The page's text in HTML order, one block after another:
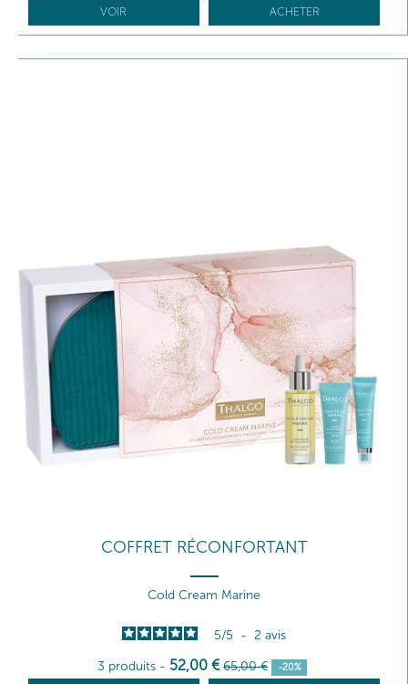
VOIR ACHETER
COFFRET RÉCONFORTANT
Cold Cream Marine
5/5 - 2 avis
3 produits - 52,00 € 65,00 € -20%